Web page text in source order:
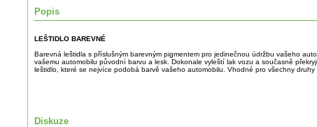
Popis
LEŠTIDLO BAREVNÉ
Barevná leštidla s příslušným barevným pigmentem pro jedinečnou údržbu vašeho
vašemu automobilu původní barvu a lesk. Dokonale vyleští lak vozu a současně
leštidlo, které se nejvíce podobá barvě vašeho automobilu. Vhodné pro všechny
Diskuze